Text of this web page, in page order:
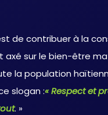
de contribuer à la
axé sur le bien-être
la population
slogan :« Respect et
. »